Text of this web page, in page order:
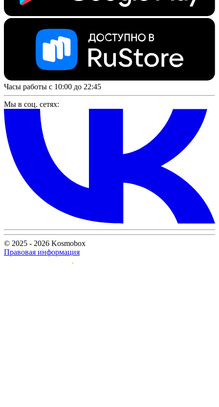
Часы работы с 10:00 до 22:45
Мы в соц. сетях:
© 2025 - 2026 Kosmobox
Правовая информация